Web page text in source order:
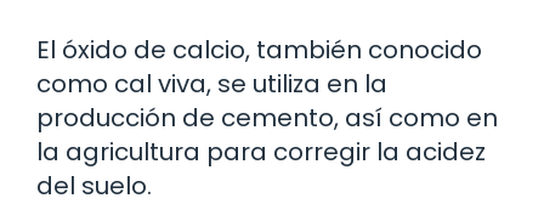
El óxido de calcio, también conocido
como cal viva, se utiliza en la
producción de cemento, así como en
la agricultura para corregir la acidez
del suelo.